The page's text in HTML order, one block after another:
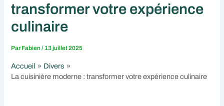
transformer votre expérience
culinaire
ParFabien/ 13 juillet 2025
Accueil
Divers
La cuisinière moderne : transformer votre expérience culinaire